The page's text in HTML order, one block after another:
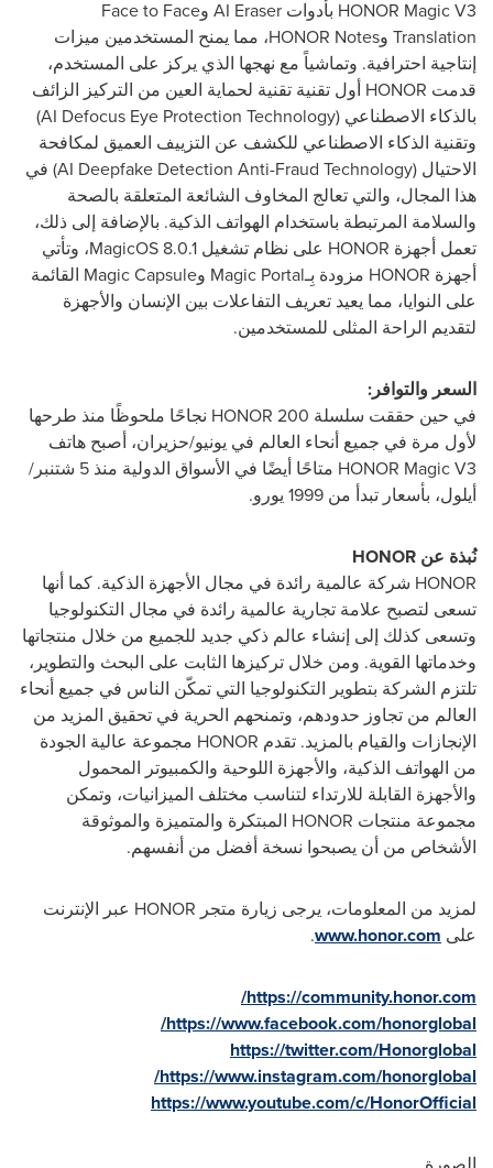
HONOR Magic V3 بأدوات AI Eraser وFace to Face
Translation وHONOR Notes، مما يمنح المستخدمين ميزات
إنتاجية احترافية. وتماشياً مع نهجها الذي يركز على المستخدم،
قدمت HONOR أول تقنية تقنية لحماية العين من التركيز الزائف
بالذكاء الاصطناعي (AI Defocus Eye Protection Technology
)
وتقنية الذكاء الاصطناعي للكشف عن التزييف العميق لمكافحة
الاحتيال (AI Deepfake Detection Anti-Fraud Technology) في
هذا المجال، والتي تعالج المخاوف الشائعة المتعلقة بالصحة
والسلامة المرتبطة باستخدام الهواتف الذكية. بالإضافة إلى ذلك،
تعمل أجهزة HONOR على نظام تشغيل MagicOS 8.0.1، وتأتي
أجهزة HONOR مزودة بِـMagic Portal وMagic Capsule القائمة
على النوايا، مما يعيد تعريف التفاعلات بين الإنسان والأجهزة
لتقديم الراحة المثلى للمستخدمين.
السعر والتوافر:
في حين حققت سلسلة HONOR 200 نجاحًا ملحوظًا منذ طرحها
لأول مرة في جميع أنحاء العالم في يونيو/حزيران، أصبح هاتف
HONOR Magic V3
متاحًا أيضًا في الأسواق الدولية منذ 5 شتنبر/
أيلول، بأسعار تبدأ من 1999 يورو.
نُبذة عن HONOR
HONOR شركة عالمية رائدة في مجال الأجهزة الذكية. كما أنها
تسعى لتصبح علامة تجارية عالمية رائدة في مجال التكنولوجيا
وتسعى كذلك إلى إنشاء عالم ذكي جديد للجميع من خلال منتجاتها
وخدماتها القوية. ومن خلال تركيزها الثابت على البحث والتطوير،
تلتزم الشركة بتطوير التكنولوجيا التي تمكّن الناس في جميع أنحاء
العالم من تجاوز حدودهم، وتمنحهم الحرية في تحقيق المزيد من
الإنجازات والقيام بالمزيد. تقدم HONOR مجموعة عالية الجودة
من الهواتف الذكية، والأجهزة اللوحية والكمبيوتر المحمول
والأجهزة القابلة للارتداء لتناسب مختلف الميزانيات، وتمكن
مجموعة منتجات HONOR المبتكرة والمتميزة والموثوقة
الأشخاص من أن يصبحوا نسخة أفضل من أنفسهم.
لمزيد من المعلومات، يرجى زيارة متجر HONOR عبر الإنترنت
على www.honor.com
.
https://community.honor.com
/
https://www.facebook.com/honorglobal
/
https://twitter.com/Honorglobal
https://www.instagram.com/honorglobal
/
https://www.youtube.com/c/HonorOfficial